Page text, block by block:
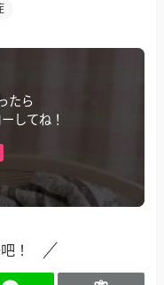
たら
してね！
！